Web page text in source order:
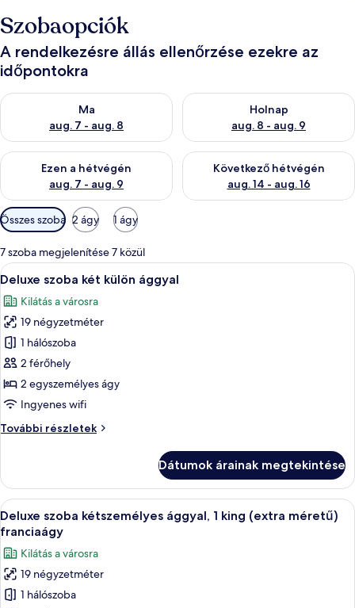
Szobaopciók
A rendelkezésre állás ellenőrzése ezekre az
időpontokra
Ma
aug. 7 - aug. 8
A ma esti rendelkezésre állás ellenőrzése: aug. 7 - aug. 8
Holnap
aug. 8 - aug. 9
A holnapi rendelkezésre állás
Ezen a hétvégén
aug. 7 - aug. 9
A mostani hétvégi rendelkezésre állás ellenőrzése: aug. 7 -
Következő hétvégén
aug. 14 - aug. 16
A következő hétvégi
Szobákhoz
rendelkezésre
álló
szűrők
Összes szoba 2 ágy 1 ágy
7 szoba megjelenítése 7 közül
A
következő
szoba
összes
képének
megtekintése:
Deluxe
szoba
külön
Egy szállodai szoba, amelyben van
13
Deluxe szoba két külön ággyal
Kilátás a városra
19 négyzetméter
1 hálószoba
2 férőhely
2 egyszemélyes ágy
Ingyenes wifi
További részletek
Deluxe
ággyal
további
részletei
Dátumok árainak megtekintése
A
következő
szoba
összes
képének
megtekintése:
Egy szállodai szoba, amelyben egy
13
Deluxe szoba kétszemélyes ággyal, 1 king (extra méretű)
franciaágy
Kilátás a városra
19 négyzetméter
1 hálószoba